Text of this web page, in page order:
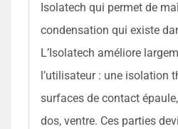
Isolatech qui permet de
condensation qui existe
L’Isolatech améliore
l’utilisateur : une isolation
surfaces de contact
dos, ventre. Ces parties